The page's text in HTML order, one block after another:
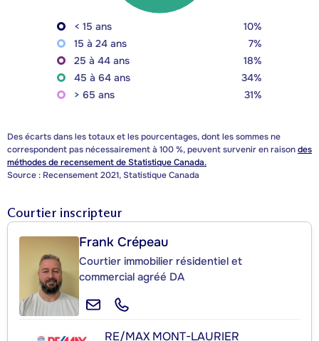
< 15 ans
10%
15 à 24 ans
7%
25 à 44 ans
18%
45 à 64 ans
34%
> 65 ans
31%
Des écarts dans les totaux et les pourcentages, dont les sommes ne
correspondent pas nécessairement à 100 %, peuvent survenir en raisondes
méthodes de recensement de Statistique Canada.
Source : Recensement 2021, Statistique Canada
Courtier inscripteur
Frank Crépeau
Courtier immobilier résidentiel et
commercial agréé DA
RE/MAX MONT-LAURIER